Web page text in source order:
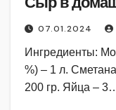
07.01.2024
Ингредиенты:
%) – 1 л.
200 гр. Яйца –